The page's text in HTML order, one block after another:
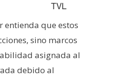
TVL
entienda que estos
sino marcos
asignada al
debido al